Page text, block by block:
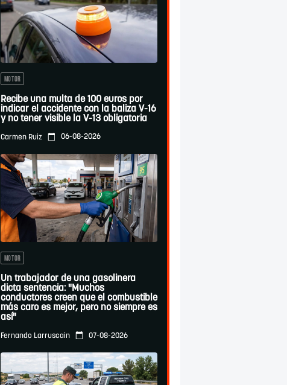
MOTOR
Recibe una multa de 100 euros por
indicar el accidente con la baliza V-16
y no tener visible la V-13 obligatoria
Carmen Ruiz 06-08-2026
MOTOR
Un trabajador de una gasolinera
dicta sentencia: "Muchos
conductores creen que el combustible
más caro es mejor, pero no siempre es
así"
Fernando Larruscain 07-08-2026